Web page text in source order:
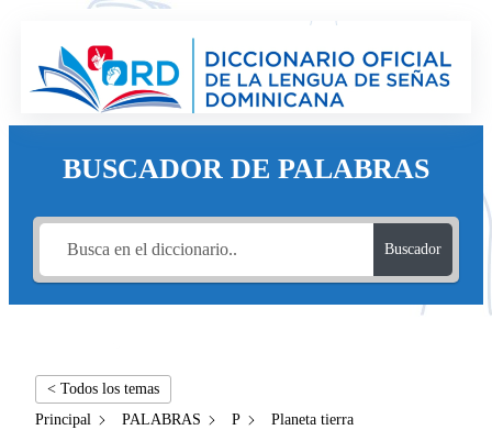
BUSCADOR DE PALABRAS
Buscador
< Todos los temas
Principal
PALABRAS P Planeta tierra